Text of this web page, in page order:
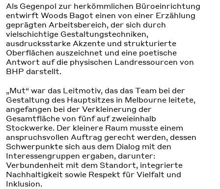
Als Gegenpol zur herkömmlichen Büroeinrichtung
entwirft Woods Bagot einen von einer Erzählung
geprägten Arbeitsbereich, der sich durch
vielschichtige Gestaltungstechniken,
ausdrucksstarke Akzente und strukturierte
Oberflächen auszeichnet und eine poetische
Antwort auf die physischen Landressourcen von
BHP darstellt.
„Mut“ war das Leitmotiv, das das Team bei der
Gestaltung des Hauptsitzes in Melbourne leitete,
angefangen bei der Verkleinerung der
Gesamtfläche von fünf auf zweieinhalb
Stockwerke. Der kleinere Raum musste einem
anspruchsvollen Auftrag gerecht werden, dessen
Schwerpunkte sich aus dem Dialog mit den
Interessengruppen ergaben, darunter:
Verbundenheit mit dem Standort, integrierte
Nachhaltigkeit sowie Respekt für Vielfalt und
Inklusion.